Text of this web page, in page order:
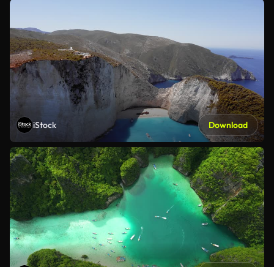
iStock Download